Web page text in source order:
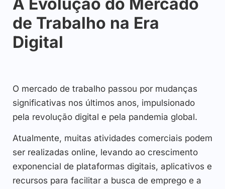
A Evolução do Mercado
de Trabalho na Era
Digital
O mercado de trabalho passou por mudanças
significativas nos últimos anos, impulsionado
pela revolução digital e pela pandemia global.
Atualmente, muitas atividades comerciais podem
ser realizadas online, levando ao crescimento
exponencial de plataformas digitais, aplicativos e
recursos para facilitar a busca de emprego e a